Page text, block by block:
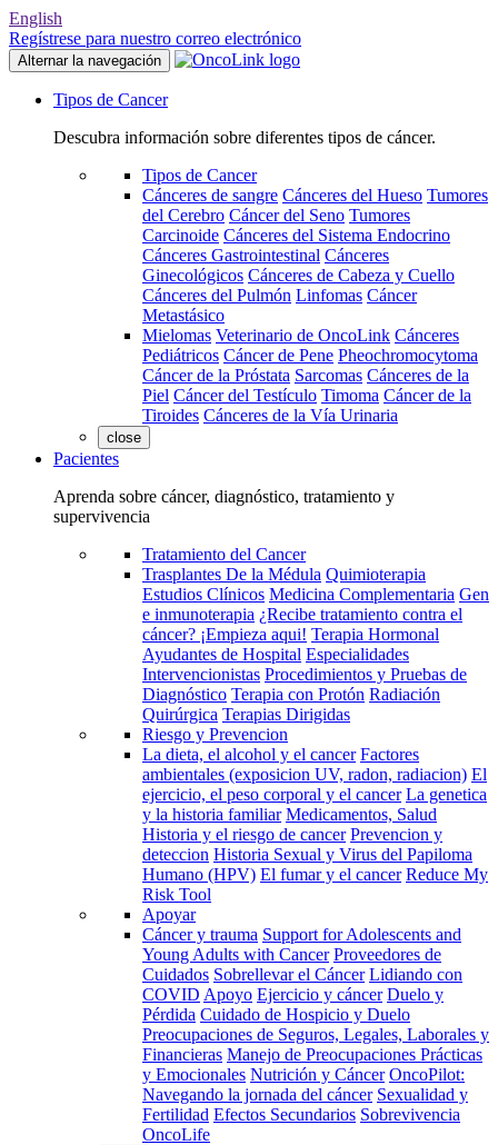
English
Regístrese para nuestro correo electrónico
Alternar la navegación
Tipos de Cancer
Descubra información sobre diferentes tipos de cáncer.
Tipos de Cancer
Cánceres de sangre Cánceres del Hueso Tumores
del Cerebro Cáncer del Seno Tumores
Carcinoide Cánceres del Sistema Endocrino
Cánceres Gastrointestinal Cánceres
Ginecológicos Cánceres de Cabeza y Cuello
Cánceres del Pulmón Linfomas Cáncer
Metastásico
Mielomas Veterinario de OncoLink Cánceres
Pediátricos Cáncer de Pene Pheochromocytoma
Cáncer de la Próstata Sarcomas Cánceres de la
Piel Cáncer del Testículo Timoma Cáncer de la
Tiroides Cánceres de la Vía Urinaria
close
Pacientes
Aprenda sobre cáncer, diagnóstico, tratamiento y
supervivencia
Tratamiento del Cancer
Trasplantes De la Médula Quimioterapia
Estudios Clínicos Medicina Complementaria Gen
e inmunoterapia ¿Recibe tratamiento contra el
cáncer? ¡Empieza aqui! Terapia Hormonal
Ayudantes de Hospital Especialidades
Intervencionistas Procedimientos y Pruebas de
Diagnóstico Terapia con Protón Radiación
Quirúrgica Terapias Dirigidas
Riesgo y Prevencion
La dieta, el alcohol y el cancer Factores
ambientales (exposicion UV, radon, radiacion) El
ejercicio, el peso corporal y el cancer La genetica
y la historia familiar Medicamentos, Salud
Historia y el riesgo de cancer Prevencion y
deteccion Historia Sexual y Virus del Papiloma
Humano (HPV) El fumar y el cancer Reduce My
Risk Tool
Apoyar
Cáncer y trauma Support for Adolescents and
Young Adults with Cancer Proveedores de
Cuidados Sobrellevar el Cáncer Lidiando con
COVID Apoyo Ejercicio y cáncer Duelo y
Pérdida Cuidado de Hospicio y Duelo
Preocupaciones de Seguros, Legales, Laborales y
Financieras Manejo de Preocupaciones Prácticas
y Emocionales Nutrición y Cáncer OncoPilot:
Navegando la jornada del cáncer Sexualidad y
Fertilidad Efectos Secundarios Sobrevivencia
OncoLife